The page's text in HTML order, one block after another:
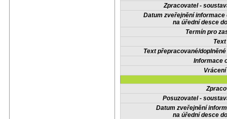
Zpracovatel -
Datum zveřejnění informace
na úřední desce
Termín pro
Text přepracované/
Informace
Posuzovatel -
Datum zveřejnění
na úřední desce